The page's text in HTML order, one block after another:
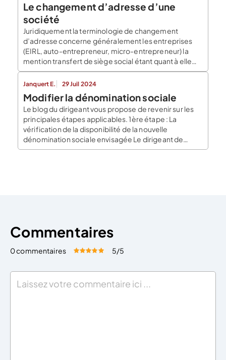
Le changement d’adresse d’une
société
Juridiquement la terminologie de changement
d’adresse concerne généralement les entreprises
(EIRL, auto-entrepreneur, micro-entrepreneur) la
mention transfert de siège social étant quant à elle
utiliser pour le changement de la domiciliation des
sociétés (SARL, EURL, SASU, SAS, SCI, …). Les deux
formulations sont similaires. Toutefois quand on
transfère un siège social, on change l’adresse de son
[…]
Janquert E. 29 Juil 2024
Modifier la dénomination sociale
Le blog du dirigeant vous propose de revenir sur les
principales étapes applicables. 1ère étape : La
vérification de la disponibilité de la nouvelle
dénomination sociale envisagée Le dirigeant de
l’entreprise qui souhaite modifier sa dénomination
Commentaires
0 commentaires Évaluez cet article:
5/5